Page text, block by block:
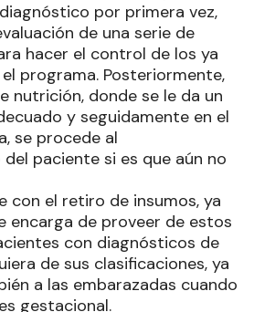
por primera vez,
de una serie de
hacer el control de los ya
programa. Posteriormente,
nutrición, donde se le da un
y seguidamente en el
se procede al
paciente si es que aún no
con el retiro de insumos, ya
encarga de proveer de estos
con diagnósticos de
de sus clasificaciones, ya
a las embarazadas cuando
gestacional.